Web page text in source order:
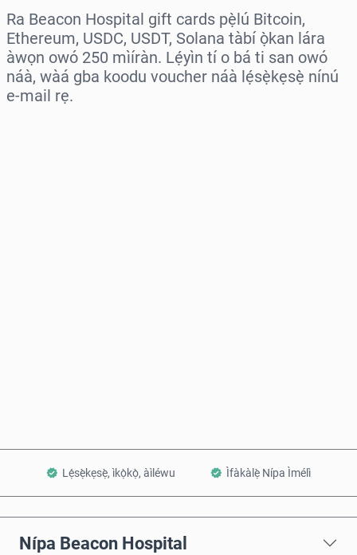
Ra Beacon Hospital gift cards pẹ̀lú Bitcoin,
Ethereum, USDC, USDT, Solana tàbí ọ̀kan lára
àwọn owó 250 mìíràn. Lẹ́yìn tí o bá ti san owó
náà, wàá gba koodu voucher náà lẹ́sẹ̀kẹsẹ̀ nínú
e-mail rẹ.
Lẹ́sẹ̀kẹsẹ̀, ìkọ̀kọ̀, àìléwu Ìfàkàlẹ̀ Nípa Ìmélì
Nípa Beacon Hospital